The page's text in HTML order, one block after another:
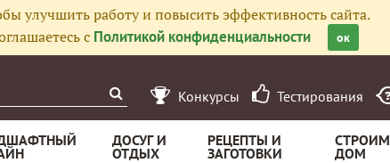
улучшить работу и повысить эффективность сайта.
с Политикой конфиденциальности ок
Конкурсы Тестирования
ДОСУГ И
ОТДЫХ
РЕЦЕПТЫ И
ЗАГОТОВКИ
СТРОИМ
ДОМ